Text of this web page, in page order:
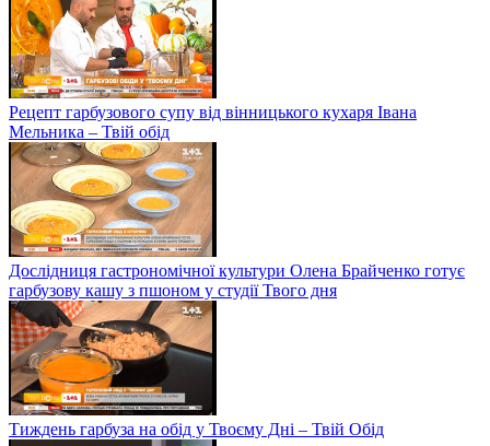
Рецепт гарбузового супу від вінницького кухаря Івана
Мельника – Твій обід
Дослідниця гастрономічної культури Олена Брайченко готує
гарбузову кашу з пшоном у студії Твого дня
Тиждень гарбуза на обід у Твоєму Дні – Твій Обід